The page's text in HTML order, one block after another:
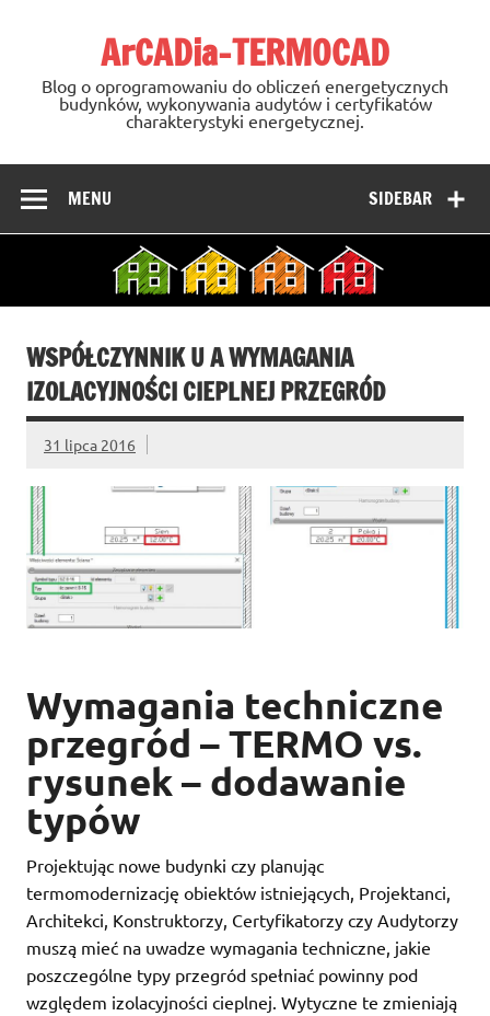
ArCADia-TERMOCAD
Blog o oprogramowaniu do obliczeń energetycznych
budynków, wykonywania audytów i certyfikatów
charakterystyki energetycznej.
SIDEBAR
MENU
WSPÓŁCZYNNIK U A WYMAGANIA
IZOLACYJNOŚCI CIEPLNEJ PRZEGRÓD
31 lipca 2016
Wymagania techniczne
przegród – TERMO vs.
rysunek – dodawanie
typów
Projektując nowe budynki czy planując
termomodernizację obiektów istniejących, Projektanci,
Architekci, Konstruktorzy, Certyfikatorzy czy Audytorzy
muszą mieć na uwadze wymagania techniczne, jakie
poszczególne typy przegród spełniać powinny pod
względem izolacyjności cieplnej. Wytyczne te zmieniają